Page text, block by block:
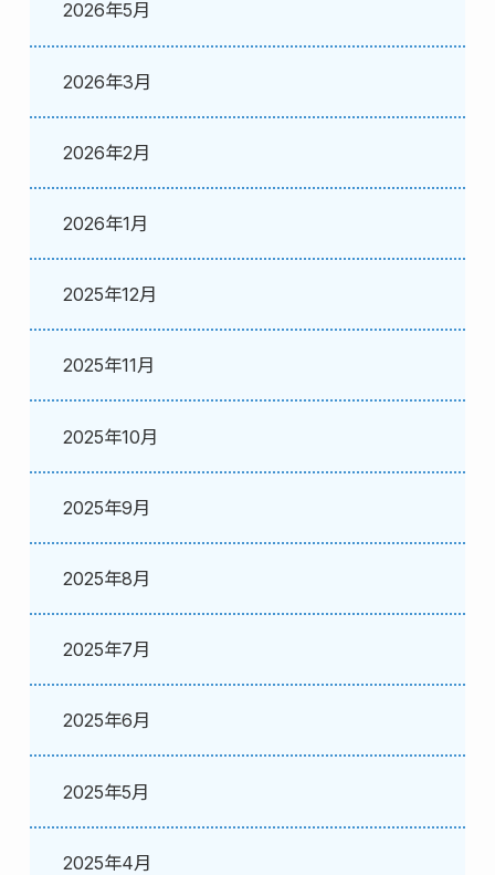
2026年5月
2026年3月
2026年2月
2026年1月
2025年12月
2025年11月
2025年10月
2025年9月
2025年8月
2025年7月
2025年6月
2025年5月
2025年4月